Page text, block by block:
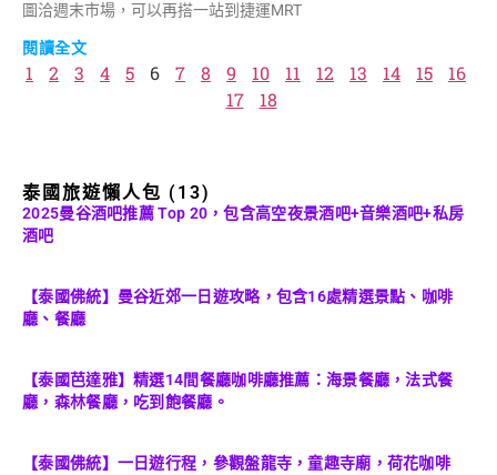
圖洽週末市場，可以再搭一站到捷運MRT
閱讀全文
1 2 3 4 5 6 7 8 9 10 11 12 13 14 15
16
17
18
泰國旅遊懶人包 (13)
2025曼谷酒吧推薦 Top 20，包含高空夜景酒吧+音樂酒吧+私房
酒吧
【泰國佛統】曼谷近郊一日遊攻略，包含16處精選景點、咖啡
廳、餐廳
【泰國芭達雅】精選14間餐廳咖啡廳推薦：海景餐廳，法式餐
廳，森林餐廳，吃到飽餐廳。
【泰國佛統】一日遊行程，參觀盤龍寺，童趣寺廟，荷花咖啡